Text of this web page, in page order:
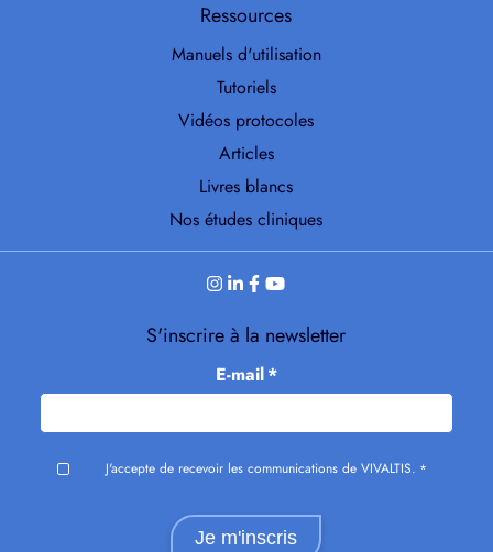
Ressources
Manuels d'utilisation
Tutoriels
Vidéos protocoles
Articles
Livres blancs
Nos études cliniques
S'inscrire à la newsletter
E-mail*
J'accepte de recevoir les communications de VIVALTIS. *